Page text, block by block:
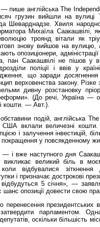
пише англійська The
грузин вийшли на вулиці
Шеварднадзе. Хвиля
Михаїла Саакашвілі,
троянд вітали як
знову вийшов на вулицю,
опозиціонери,
пан Саакашвілі не пішов у
поліції і ввів у
що заради
верховенства закону.
дивну розстановку
(До речі, Україна —
кошти. — Авт.).
подій, англійська
США вклали величезні
і залучення інвестицій,
покращення у повсякденному
— і вже наступного дня
викликає великий біль в
відбувалися зіткнення
і призначає дострокові
відбудуться 5 січня», —
шанс опозиції довести свою
президентських
парламентом.
оскільки більшість